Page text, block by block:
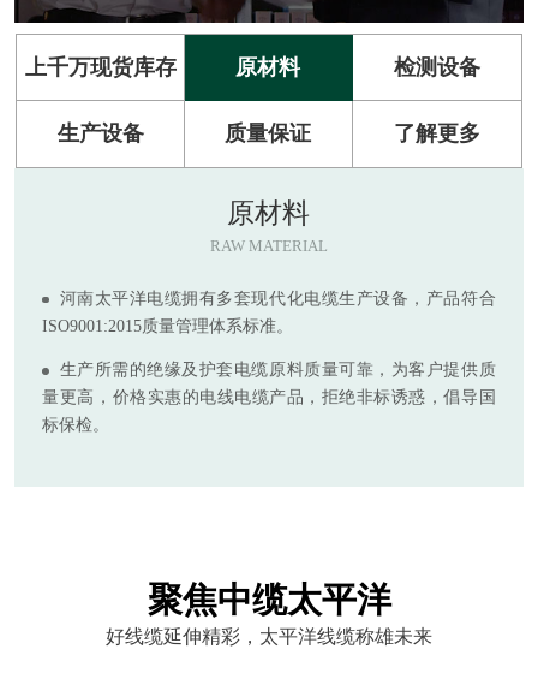
上千万现货库存 原材料 检测设备
生产设备 质量保证 了解更多
原材料
RAW MATERIAL
河南太平洋电缆拥有多套现代化电缆生产设备，产品符合
ISO9001:2015质量管理体系标准。
生产所需的绝缘及护套电缆原料质量可靠，为客户提供质
量更高，价格实惠的电线电缆产品，拒绝非标诱惑，倡导国
标保检。
聚焦中缆太平洋
好线缆延伸精彩，太平洋线缆称雄未来